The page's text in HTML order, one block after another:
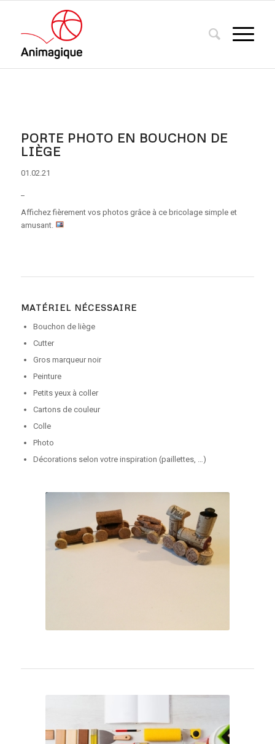
PORTE PHOTO EN BOUCHON DE
LIÈGE
01.02.21
Affichez fièrement vos photos grâce à ce bricolage simple et
amusant.
MATÉRIEL NÉCESSAIRE
Bouchon de liège
Cutter
Gros marqueur noir
Peinture
Petits yeux à coller
Cartons de couleur
Colle
Photo
Décorations selon votre inspiration (paillettes, …)